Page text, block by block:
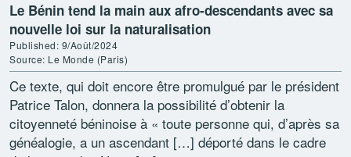
Le Bénin tend la main aux afro-descendants avec sa
nouvelle loi sur la naturalisation
Published: 9/Août/2024
Source: Le Monde (Paris)
Ce texte, qui doit encore être promulgué par le président
Patrice Talon, donnera la possibilité d’obtenir la
citoyenneté béninoise à « toute personne qui, d’après sa
généalogie, a un ascendant […] déporté dans le cadre